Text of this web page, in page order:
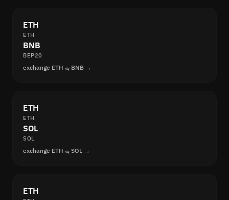
ETH
ETH
BNB
BEP20
exchange ETH به BNB →
ETH
ETH
SOL
SOL
exchange ETH به SOL →
ETH